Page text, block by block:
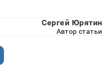
Сергей Юрятин
Автор статьи